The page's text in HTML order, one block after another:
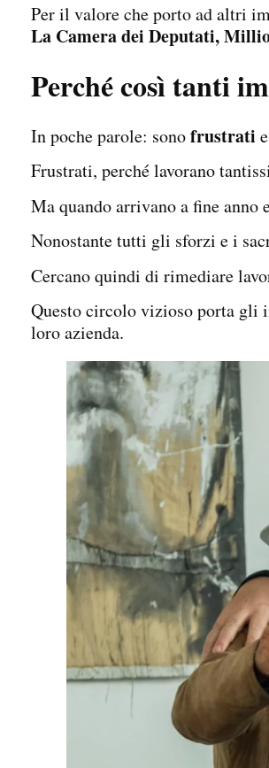
Per il valore che porto ad altri
La Camera dei Deputati,
Perché così tanti
In poche parole: sonofrustrati e
Frustrati, perché lavorano
Ma quando arrivano a fine
Nonostante tutti gli sforzi e i
Cercano quindi di rimediare
Questo circolo vizioso porta gli
loro azienda.